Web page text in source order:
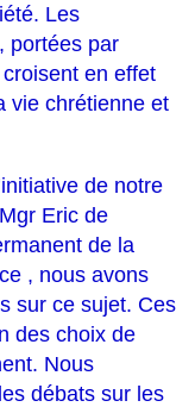
Les
portées par
en effet
vie chrétienne et
de notre
Eric de
de la
, nous avons
sur ce sujet. Ces
des choix de
Nous
débats sur les